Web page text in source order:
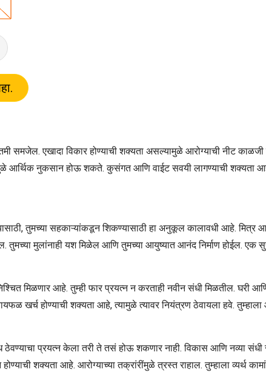
समजेल. एखादा विकार होण्याची शक्यता असल्यामुळे आरोग्याची नीट
आर्थिक नुकसान होऊ शकते. कुसंगत आणि वाईट सवयी लागण्याची शक्यता
तुमच्या सहकाऱ्यांकडून शिकण्यासाठी हा अनुकूल कालावधी आहे.
तुमच्या मुलांनाही यश मिळेल आणि तुमच्या आयुष्यात आनंद निर्माण होईल.
मिळणार आहे. तुम्ही फार प्रयत्न न करताही नवीन संधी मिळतील. घरी आणि
खर्च होण्याची शक्यता आहे, त्यामुळे त्यावर नियंत्रण ठेवायला हवे.
ठेवण्याचा प्रयत्न केला तरी ते तसं होऊ शकणार नाही. विकास आणि नव्या
शक्यता आहे. आरोग्याच्या तक्रांरींमुळे त्रस्त राहाल. तुम्हाला व्यर्थ